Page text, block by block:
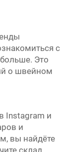
с
Это
о швейном
Instagram и
и
вы найдёте